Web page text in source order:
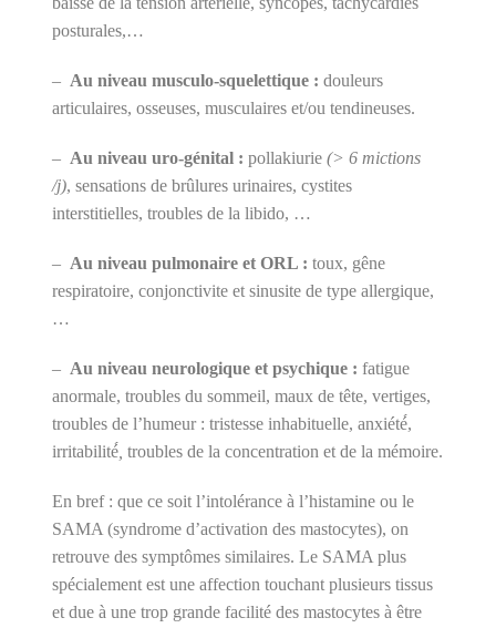
posturales,…
– Au niveau musculo-squelettique : douleurs
articulaires, osseuses, musculaires et/ou tendineuses.
– Au niveau uro-génital :pollakiurie(> 6 mictions
/j), sensations de brûlures urinaires, cystites
interstitielles, troubles de la libido, …
– Au niveau pulmonaire et ORL :toux, gêne
respiratoire, conjonctivite et sinusite de type allergique,
…
– Au niveau neurologique et psychique :fatigue
anormale, troubles du sommeil, maux de tête, vertiges,
troubles de l’humeur : tristesse inhabituelle, anxiété́,
irritabilité́ ,troubles de la concentration et de la mémoire.
En bref : que ce soit l’intolérance à l’histamine ou le
SAMA (syndrome d’activation des mastocytes), on
retrouve des symptômes similaires. Le SAMA plus
spécialement est une affection touchant plusieurs tissus
et due à une trop grande facilité des mastocytes à être